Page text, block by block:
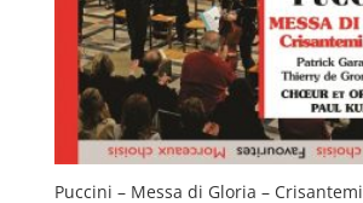
Puccini – Messa di Gloria – Crisantemi